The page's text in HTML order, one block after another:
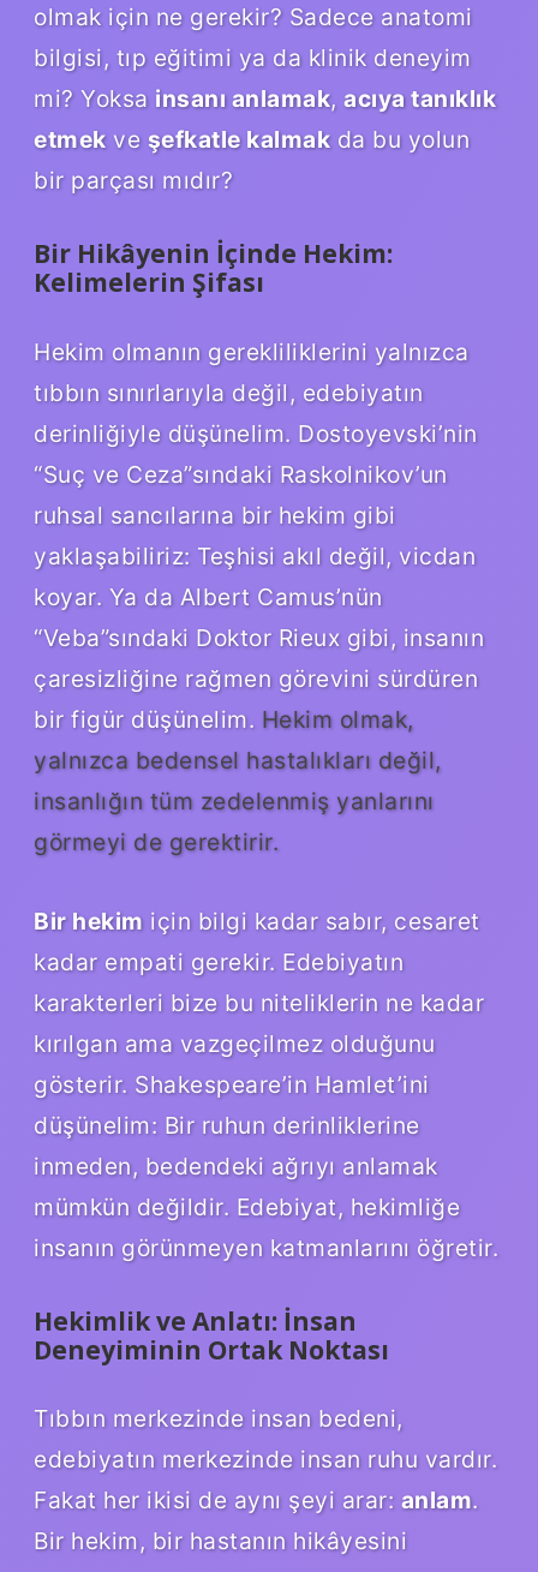
olmak için ne gerekir? Sadece anatomi
bilgisi, tıp eğitimi ya da klinik deneyim
mi? Yoksa insanı anlamak, acıya tanıklık
etmek ve şefkatle kalmak da bu yolun
bir parçası mıdır?
Bir Hikâyenin İçinde Hekim:
Kelimelerin Şifası
Hekim olmanın gerekliliklerini yalnızca
tıbbın sınırlarıyla değil, edebiyatın
derinliğiyle düşünelim. Dostoyevski’nin
“Suç ve Ceza”sındaki Raskolnikov’un
ruhsal sancılarına bir hekim gibi
yaklaşabiliriz: Teşhisi akıl değil, vicdan
koyar. Ya da Albert Camus’nün
“Veba”sındaki Doktor Rieux gibi, insanın
çaresizliğine rağmen görevini sürdüren
bir figür düşünelim. Hekim olmak,
yalnızca bedensel hastalıkları değil,
insanlığın tüm zedelenmiş yanlarını
görmeyi de gerektirir.
Bir hekim için bilgi kadar sabır, cesaret
kadar empati gerekir. Edebiyatın
karakterleri bize bu niteliklerin ne kadar
kırılgan ama vazgeçilmez olduğunu
gösterir. Shakespeare’in Hamlet’ini
düşünelim: Bir ruhun derinliklerine
inmeden, bedendeki ağrıyı anlamak
mümkün değildir. Edebiyat, hekimliğe
insanın görünmeyen katmanlarını öğretir.
Hekimlik ve Anlatı: İnsan
Deneyiminin Ortak Noktası
Tıbbın merkezinde insan bedeni,
edebiyatın merkezinde insan ruhu vardır.
Fakat her ikisi de aynı şeyi arar: anlam.
Bir hekim, bir hastanın hikâyesini